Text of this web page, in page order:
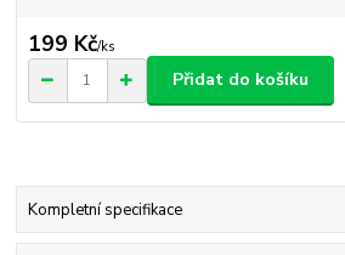
199 Kč/ks
Přidat do košíku
Kompletní specifikace